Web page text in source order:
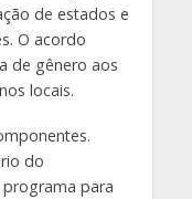
de estados e
O acordo
de gênero aos
locais.
do
para